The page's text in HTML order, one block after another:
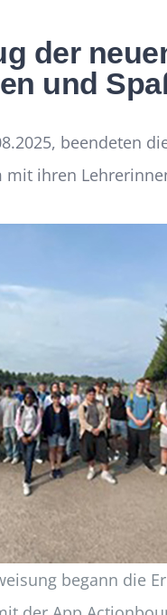
der
und
beendeten
mit ihren
begann die